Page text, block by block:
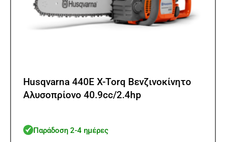
Husqvarna 440E X-Torq Βενζινοκίνητο
Αλυσοπρίονο 40.9cc/2.4hp
Παράδοση 2-4 ημέρες